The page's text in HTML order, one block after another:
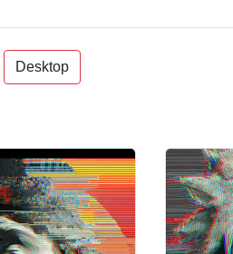
Desktop